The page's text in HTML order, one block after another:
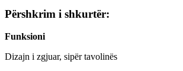
Përshkrim i shkurtër:
Funksioni
Dizajn i zgjuar, sipër tavolinës